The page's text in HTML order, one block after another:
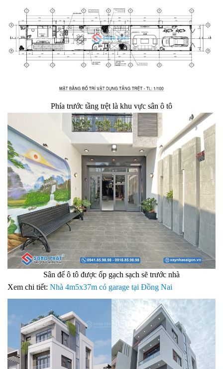
Phía trước tầng trệt là khu vực sân ô tô
Sân để ô tô được ốp gạch sạch sẽ trước nhà
Xem chi tiết: Nhà 4m5x37m có garage tại Đồng Nai